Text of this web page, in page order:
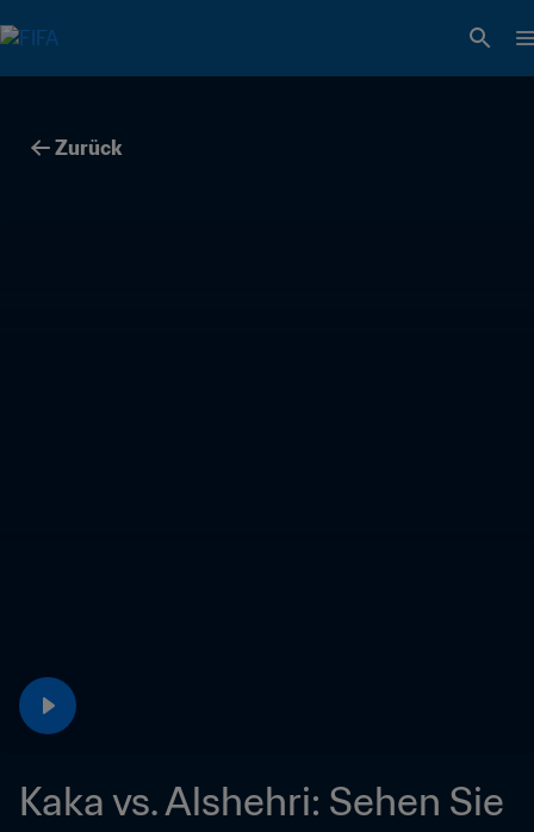
Zurück
Kaka vs. Alshehri: Sehen Sie